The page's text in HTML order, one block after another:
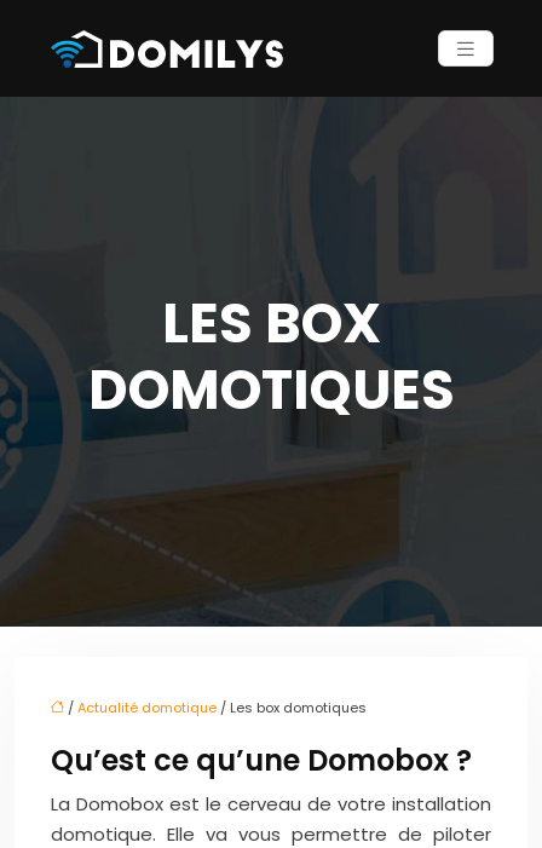
LES BOX
DOMOTIQUES
/Actualité domotique / Les box domotiques
Qu’est ce qu’une Domobox ?
La Domobox est le cerveau de votre installation
domotique. Elle va vous permettre de piloter